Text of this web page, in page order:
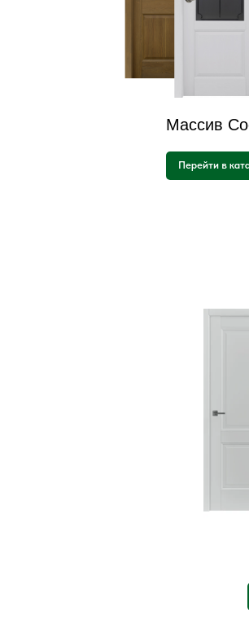
Массив
Перейти в